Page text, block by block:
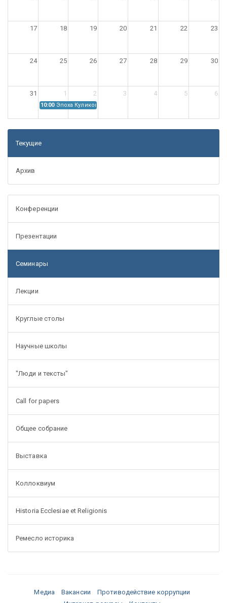
17 18 19 20 21 22 23
24 25 26 27 28 29 30
31 1 2 3 4 5 6
10:00 Эпоха Куликовской битвы: Проблемы источниковедения
Текущие
Архив
Конференции
Презентации
Семинары
Лекции
Круглые столы
Научные школы
"Люди и тексты"
Call for papers
Общее собрание
Выставка
Коллоквиум
Historia Ecclesiae et Religionis
Ремесло историка
Медиа Вакансии
Противодействие коррупции